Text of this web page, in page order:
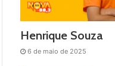
Henrique Souza
6 de maio de 2025